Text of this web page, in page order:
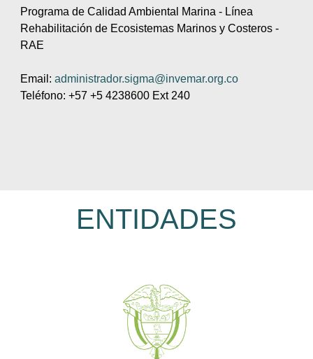
Programa de Calidad Ambiental Marina - Línea
Rehabilitación de Ecosistemas Marinos y Costeros -
RAE
Email: administrador.sigma@invemar.org.co
Teléfono: +57 +5 4238600 Ext 240
ENTIDADES